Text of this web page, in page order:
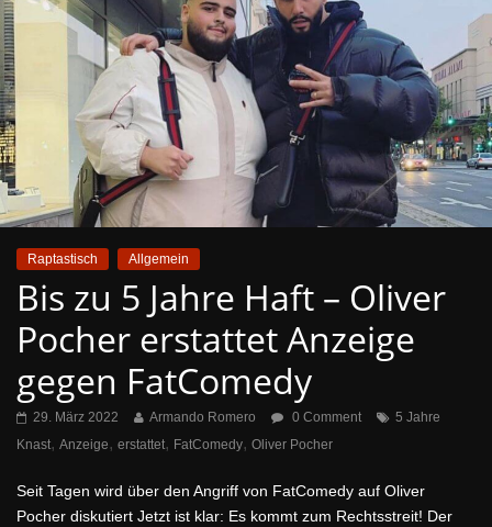
Raptastisch Allgemein
Bis zu 5 Jahre Haft – Oliver
Pocher erstattet Anzeige
gegen FatComedy
29. März 2022 Armando Romero 0 Comment
5 Jahre
Knast, Anzeige, erstattet, FatComedy, Oliver Pocher
Seit Tagen wird über den Angriff von FatComedy auf Oliver
Pocher diskutiert Jetzt ist klar: Es kommt zum Rechtsstreit! Der